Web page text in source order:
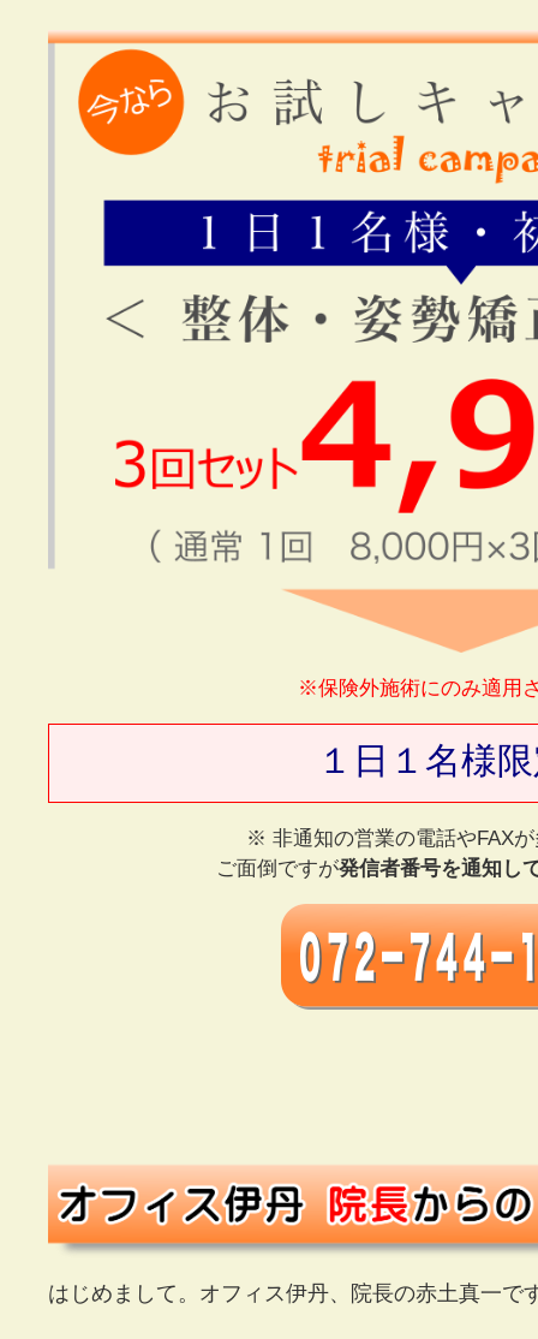
※保険外施術にのみ適用
１日１名様
※ 非通知の営業の電話やFAX
ご面倒ですが発信者番号を通知し
はじめまして。オフィス伊丹、院長の赤土真一で